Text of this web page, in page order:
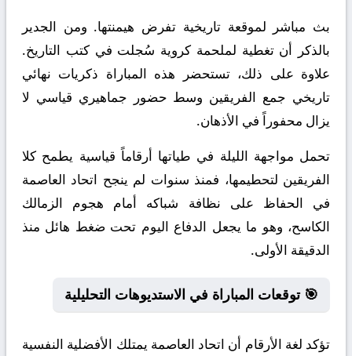
بث مباشر لموقعة تاريخية تفرض هيمنتها. ومن الجدير
بالذكر أن تغطية لملحمة كروية سُجلت في كتب التاريخ.
علاوة على ذلك، تستحضر هذه المباراة ذكريات نهائي
تاريخي جمع الفريقين وسط حضور جماهيري قياسي لا
يزال محفوراً في الأذهان.
تحمل مواجهة الليلة في طياتها أرقاماً قياسية يطمح كلا
الفريقين لتحطيمها، فمنذ سنوات لم ينجح اتحاد العاصمة
في الحفاظ على نظافة شباكه أمام هجوم الزمالك
الكاسح، وهو ما يجعل الدفاع اليوم تحت ضغط هائل منذ
الدقيقة الأولى.
🎯 توقعات المباراة في الاستديوهات التحليلية
تؤكد لغة الأرقام أن اتحاد العاصمة يمتلك الأفضلية النفسية